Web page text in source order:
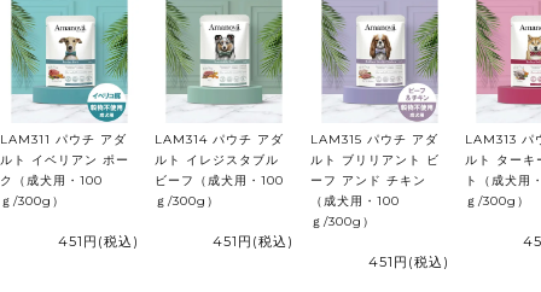
LAM311 パウチ アダ
ルト イベリアン ポー
ク（成犬用・100
ｇ/300g）
451円 (税込)
LAM314 パウチ アダ
ルト イレジスタブル
ビーフ（成犬用・100
ｇ/300g）
451円 (税込)
LAM315 パウチ アダ
ルト ブリリアント ビ
ーフ アンド チキン
（成犬用・100
ｇ/300g）
451円 (税込)
LAM313 パ
ルト ターキ
ト（成犬用
ｇ/300g）